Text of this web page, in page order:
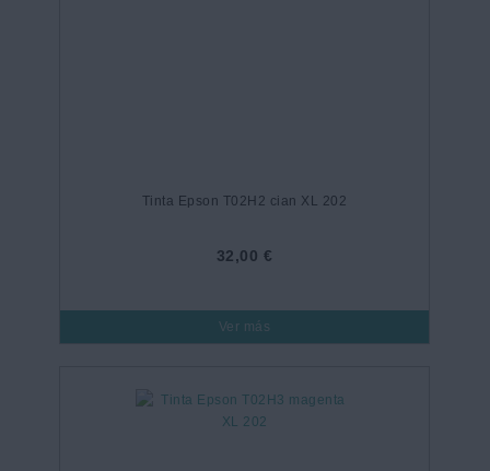
Tinta Epson T02H2 cian XL 202
32,00 €
Ver más